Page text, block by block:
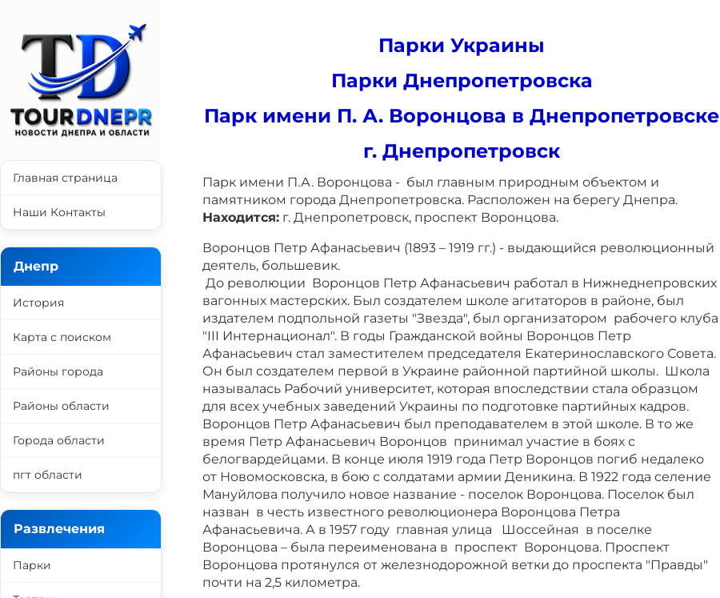
Парки Украины
Парки Днепропетровска
Парк имени П. А. Воронцова в Днепропетровске
г. Днепропетровск
Парк имени П.А. Воронцова - был главным природным объектом и
памятником города Днепропетровска. Расположен на берегу Днепра.
Находится: г. Днепропетровск, проспект Воронцова.
Воронцов Петр Афанасьевич (1893 – 1919 гг.) - выдающийся революционный
деятель, большевик.
До революции Воронцов Петр Афанасьевич работал в Нижнеднепровских
вагонных мастерских. Был создателем школе агитаторов в районе, был
издателем подпольной газеты "Звезда", был организатором рабочего клуба
"III Интернационал". В годы Гражданской войны Воронцов Петр
Афанасьевич стал заместителем председателя Екатеринославского Совета.
Он был создателем первой в Украине районной партийной школы. Школа
называлась Рабочий университет, которая впоследствии стала образцом
для всех учебных заведений Украины по подготовке партийных кадров.
Воронцов Петр Афанасьевич был преподавателем в этой школе. В то же
время Петр Афанасьевич Воронцов принимал участие в боях с
белогвардейцами. В конце июля 1919 года Петр Воронцов погиб недалеко
от Новомосковска, в бою с солдатами армии Деникина. В 1922 года селение
Мануйлова получило новое название - поселок Воронцова. Поселок был
назван в честь известного революционера Воронцова Петра
Афанасьевича. А в 1957 году главная улица Шоссейная в поселке
Воронцова – была переименована в проспект Воронцова. Проспект
Воронцова протянулся от железнодорожной ветки до проспекта "Правды"
почти на 2,5 километра.
Главная страница
Наши Контакты
Днепр
История
Карта с поиском
Районы города
Районы области
Города области
пгт области
Развлечения
Парки